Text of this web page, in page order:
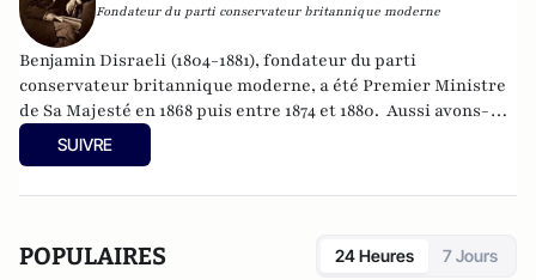
Fondateur du parti conservateur britannique moderne
Benjamin Disraeli (1804-1881), fondateur du parti
conservateur britannique moderne, a été Premier Ministre
de Sa Majesté en 1868 puis entre 1874 et 1880. Aussi avons-
nous été quelque peu surpris de recevoir, depuis quelques
semaines, des "lettres de Londres" signées par un
moment où se dessine, en France et dans le monde, un
SUIVRE
POPULAIRES 24 Heures 7 Jours